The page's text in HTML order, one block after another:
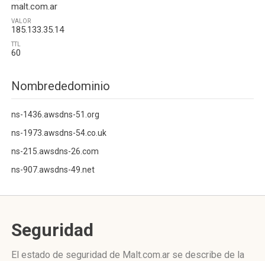
malt.com.ar
VALOR
185.133.35.14
TTL
60
Nombrededominio
ns-1436.awsdns-51.org
ns-1973.awsdns-54.co.uk
ns-215.awsdns-26.com
ns-907.awsdns-49.net
Seguridad
El estado de seguridad de Malt.com.ar se describe de la